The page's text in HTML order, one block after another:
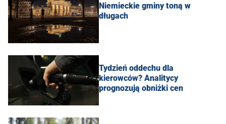
Niemieckie gminy toną w
długach
Tydzień oddechu dla
kierowców? Analitycy
prognozują obniżki cen